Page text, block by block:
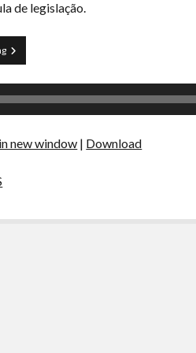
de legislação.
Curva
de
–
new window | Download